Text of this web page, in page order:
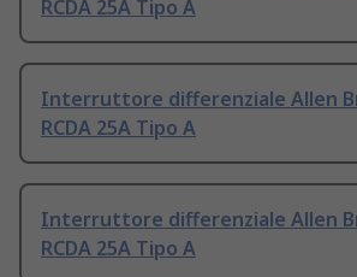
RCDA 25A Tipo A
Interruttore differenziale Allen
RCDA 25A Tipo A
Interruttore differenziale Allen
RCDA 25A Tipo A